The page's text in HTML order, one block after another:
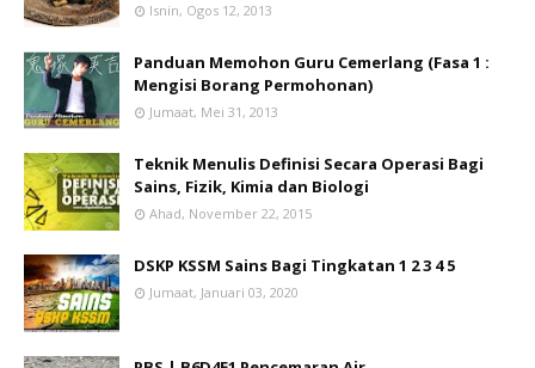
Isnin, Ogos 12, 2013
Panduan Memohon Guru Cemerlang (Fasa 1 :
Mengisi Borang Permohonan)
Jumaat, Mei 31, 2013
Teknik Menulis Definisi Secara Operasi Bagi
Sains, Fizik, Kimia dan Biologi
Ahad, November 22, 2015
DSKP KSSM Sains Bagi Tingkatan 1 2 3 4 5
Jumaat, Januari 03, 2020